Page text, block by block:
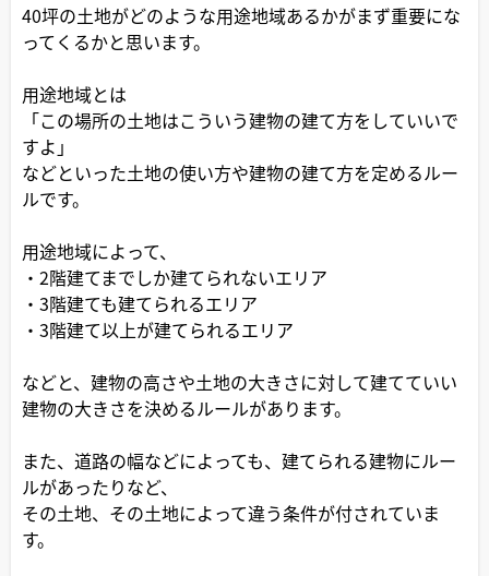
40坪の土地がどのような用途地域あるかがまず重要にな
ってくるかと思います。
用途地域とは
「この場所の土地はこういう建物の建て方をしていいで
すよ」
などといった土地の使い方や建物の建て方を定めるルー
ルです。
用途地域によって、
・2階建てまでしか建てられないエリア
・3階建ても建てられるエリア
・3階建て以上が建てられるエリア
などと、建物の高さや土地の大きさに対して建てていい
建物の大きさを決めるルールがあります。
また、道路の幅などによっても、建てられる建物にルー
ルがあったりなど、
その土地、その土地によって違う条件が付されていま
す。